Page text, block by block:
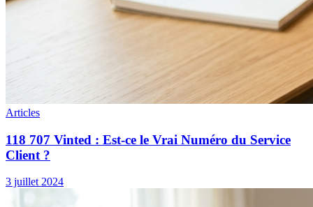
Articles
118 707 Vinted : Est-ce le Vrai Numéro du Service
Client ?
3 juillet 2024